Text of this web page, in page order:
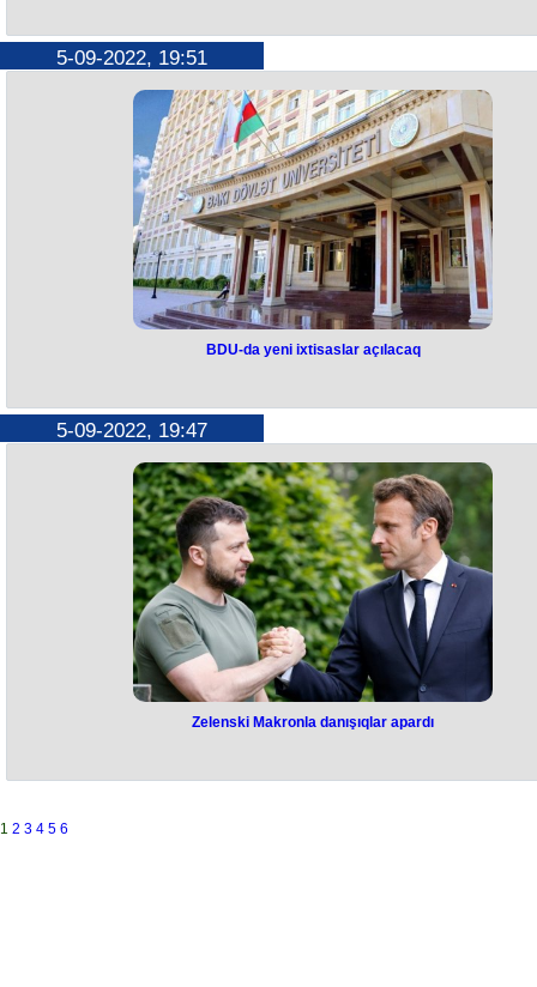
müraciət etdi
stadionda dəstəkləmək istəyən azarkeşlərə müraciət edib.
Butov.az
xəbər verir ki, “Frayburq” (Almaniya) - “Qarabağ” matçını izləmək və
Ağdam təmsilçisini dəstəkləmək istəyənlər oyun günü "Wolfswinkel"
stadionunda (Europa-Park Stadion) azarkeşlər üçün ayrılmış E-4
sektorunun giriş qapısından saat 19:00-dan 21:00-dək bilet ala
Biletlərin qiyməti 29 avrodur. Ödəniş yalnız nağd şəkildə qəbul
Qeyd edək ki, "Frayburq" - "Qarabağ" oyunu sentyabrın 8-də 21:00-
(Bakı vaxtı ilə 23:00) keçiriləcək.
5-09-2022, 19:51
Bakı Dövlət Universitetində (BDU) “Aqrar hüquq”, “Qida məhsullarının
kimyəvi ekspertizası”, “Təbii ehtiyatlar hüququ”, “İctimaiyyətlə əlaqələr”
məlumat verilib. BDU-da əmək bazarının tələbləri nəzərə alınaraq
bakalavriat və magistratura səviyyələrində bir sıra yeni ixtisas və
ixtisaslaşmaların açılması elmə və təhsilə böyük maraq doğurub.
bütün pillələri (bakalavriat, magistratura, doktorantura) üzrə təhsil
proqramları sənaye və biznes müəssisələrinin mütəxəssisləri ilə
hazırlanır və yenilənir. İstehsalat müəssisələrindən olan
tədrisə və elmi fəaliyyətə cəlb olunur, ustad dərsləri və elmi
təşkil olunur. Bu cür əməkdaşlıq çərçivəsində əmək bazarının ehtiyac
tələbləri öyrənilir. Yeni ixtisaslar (ixtisaslaşmalar) müəyyən edilir,
pedaqoji potensial nəzərə alınmaqla həmin ixtisaslar üzrə kadrlar
hazırlanır. Son illər BDU-nun təşəbbüsü ilə “Aktuar riyaziyyat”,
hüququ”, “Mobil tətbiqlərin hazırlanması və oyun dizaynı”,
hüququ”, “Vergi hüququ” kimi ixtisaslar açılıb.BDU-nun onlarca
son illər yüksək nəticələr əldə edərək nüfuzlu xarici universitetlərə
olub.
BDU-da yeni ixtisaslar açılacaq
5-09-2022, 19:47
apardı
Zelenski Makronla danışıqlar apardı
1 2 3 4 5 6